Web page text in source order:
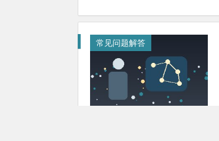
常见问题解答